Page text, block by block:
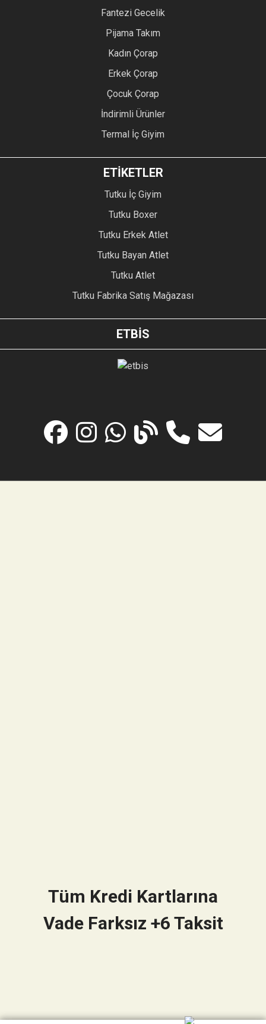
Fantezi Gecelik
Pijama Takım
Kadın Çorap
Erkek Çorap
Çocuk Çorap
İndirimli Ürünler
Termal İç Giyim
ETİKETLER
Tutku İç Giyim
Tutku Boxer
Tutku Erkek Atlet
Tutku Bayan Atlet
Tutku Atlet
Tutku Fabrika Satış Mağazası
ETBİS
Tüm Kredi Kartlarına
Vade Farksız +6 Taksit